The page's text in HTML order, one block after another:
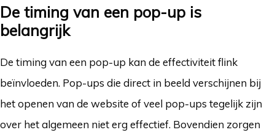
De timing van een pop-up is
belangrijk
De timing van een pop-up kan de effectiviteit flink
beïnvloeden. Pop-ups die direct in beeld verschijnen bij
het openen van de website of veel pop-ups tegelijk zijn
over het algemeen niet erg effectief. Bovendien zorgen